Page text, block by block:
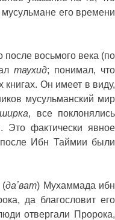
его времени
восьмого века (по
таухид; понимал, что
книгах. Он имеет в виду,
мусульманский мир
ширка, все поклонялись
фактически явное
Ибн Таймии были
(даʼват) Мухаммада ибн
да благословит его
отвергали Пророка,